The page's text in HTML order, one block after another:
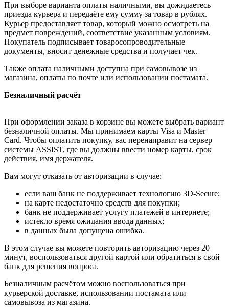
При выборе варианта оплаты наличными, вы дожидаетесь
приезда курьера и передаёте ему сумму за товар в рублях.
Курьер предоставляет товар, который можно осмотреть на
предмет повреждений, соответствие указанным условиям.
Покупатель подписывает товаросопроводительные
документы, вносит денежные средства и получает чек.
Также оплата наличными доступна при самовывозе из
магазина, оплаты по почте или использовании постамата.
Безналичный расчёт
При оформлении заказа в корзине вы можете выбрать вариант
безналичной оплаты. Мы принимаем карты Visa и Master
Card. Чтобы оплатить покупку, вас перенаправит на сервер
системы ASSIST, где вы должны ввести номер карты, срок
действия, имя держателя.
Вам могут отказать от авторизации в случае:
если ваш банк не поддерживает технологию 3D-Secure;
на карте недостаточно средств для покупки;
банк не поддерживает услугу платежей в интернете;
истекло время ожидания ввода данных;
в данных была допущена ошибка.
В этом случае вы можете повторить авторизацию через 20
минут, воспользоваться другой картой или обратиться в свой
банк для решения вопроса.
Безналичным расчётом можно воспользоваться при
курьерской доставке, использовании постамата или
самовывоза из магазина.